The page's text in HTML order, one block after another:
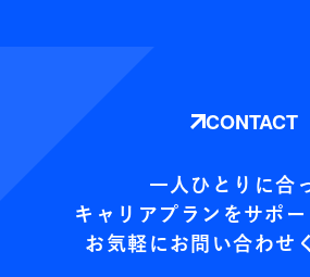
CONTACT
一人ひとりに合
キャリアプランをサポー
お気軽にお問い合わせ